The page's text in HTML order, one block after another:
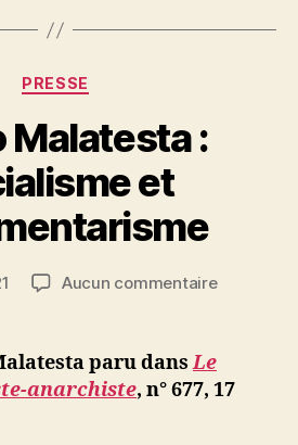
Catégories
PRESSE
Malatesta :
et
de
a
S
N
ji
b
Aucun commentairesur
et
paru dansLe
anarchiste, n° 677, 17